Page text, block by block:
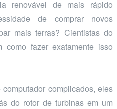
renovável de mais rápido
de comprar novos
mais terras? Cientistas do
como fazer exatamente isso
complicados, eles
do rotor de turbinas em um